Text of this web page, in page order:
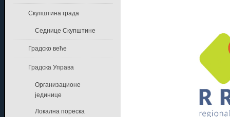
Скупштина града
Седнице Скупштине
Градско веће
Градска Управа
Организационе
јединице
Локална пореска